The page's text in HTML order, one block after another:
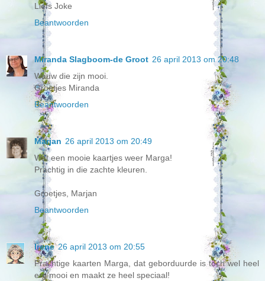
Liefs Joke
Beantwoorden
Miranda Slagboom-de Groot 26 april 2013 om 20:48
Wauw die zijn mooi.
Groetjes Miranda
Beantwoorden
Marjan 26 april 2013 om 20:49
Wat een mooie kaartjes weer Marga!
Prachtig in die zachte kleuren.
Groetjes, Marjan
Beantwoorden
Irene 26 april 2013 om 20:55
Prachtige kaarten Marga, dat geborduurde is toch wel heel
erg mooi en maakt ze heel speciaal!